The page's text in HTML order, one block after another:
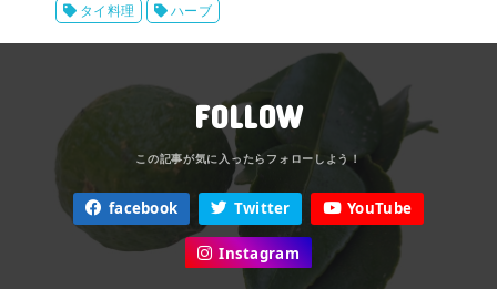
タイ料理
ハーブ
FOLLOW
facebook Twitter YouTube
Instagram